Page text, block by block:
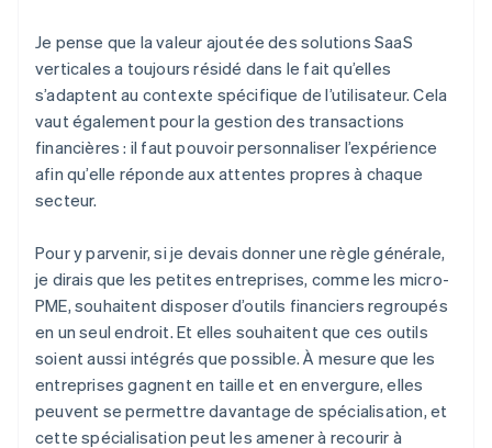
Je pense que la valeur ajoutée des solutions SaaS
verticales a toujours résidé dans le fait qu’elles
s’adaptent au contexte spécifique de l’utilisateur. Cela
vaut également pour la gestion des transactions
financières : il faut pouvoir personnaliser l’expérience
afin qu’elle réponde aux attentes propres à chaque
secteur.
Pour y parvenir, si je devais donner une règle générale,
je dirais que les petites entreprises, comme les micro-
PME, souhaitent disposer d’outils financiers regroupés
en un seul endroit. Et elles souhaitent que ces outils
soient aussi intégrés que possible. À mesure que les
entreprises gagnent en taille et en envergure, elles
peuvent se permettre davantage de spécialisation, et
cette spécialisation peut les amener à recourir à